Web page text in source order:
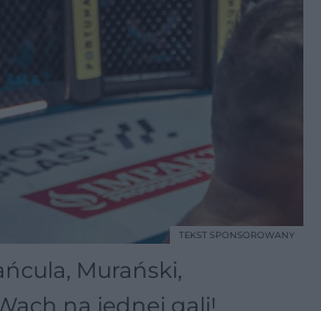
Murański,
TEKST SPONSOROWANY